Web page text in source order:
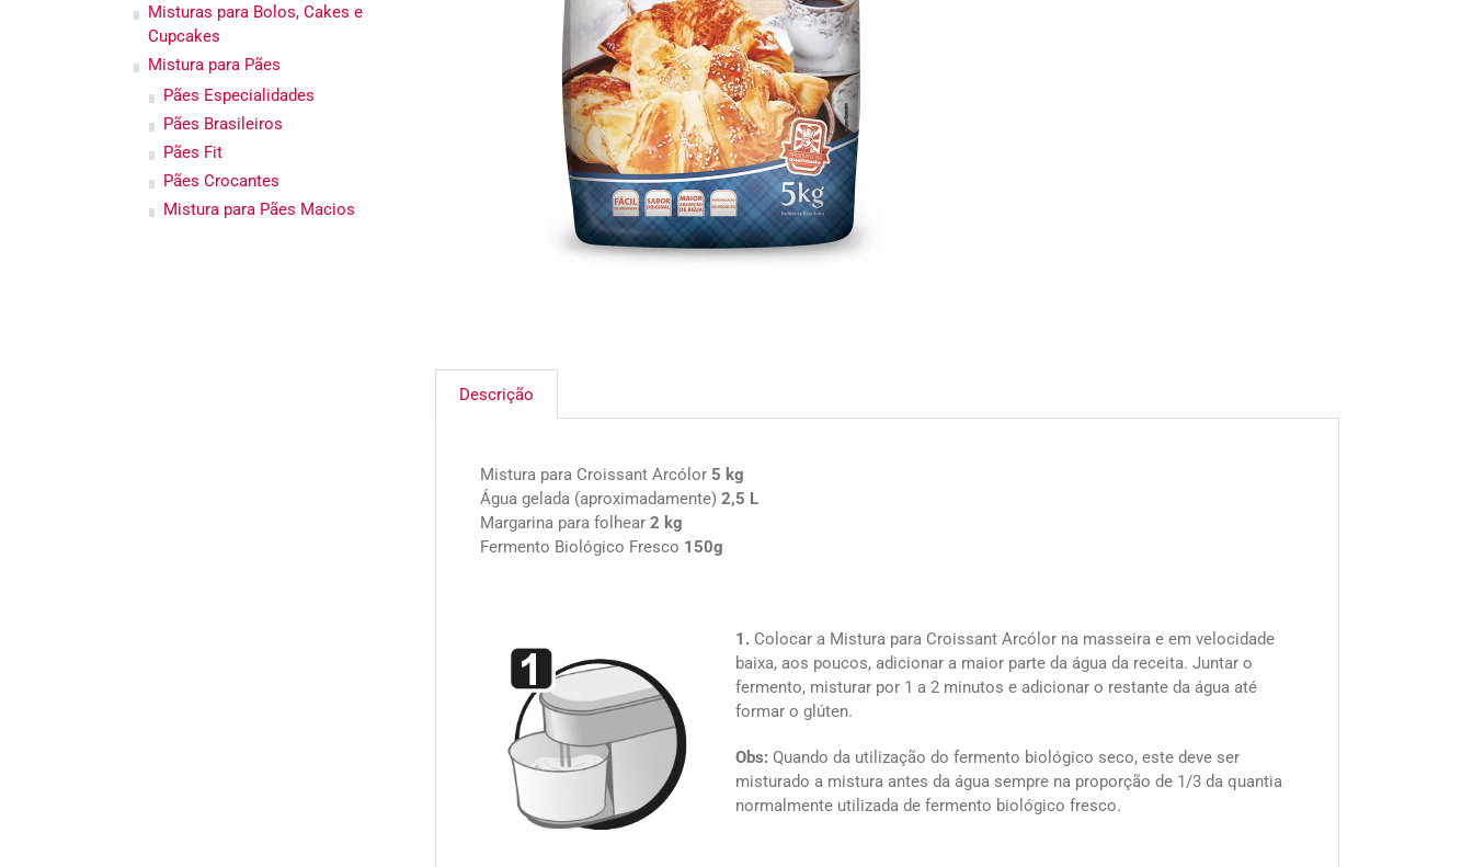
Descrição
Mistura para Croissant Arcólor 5 kg
Água gelada (aproximadamente) 2,5 L
Margarina para folhear 2 kg
Fermento Biológico Fresco 150g
1. Colocar a Mistura para Croissant Arcólor na masseira e em velocidade
baixa, aos poucos, adicionar a maior parte da água da receita. Juntar o
fermento, misturar por 1 a 2 minutos e adicionar o restante da água até
formar o glúten.
Obs: Quando da utilização do fermento biológico seco, este deve ser
misturado a mistura antes da água sempre na proporção de 1/3 da quantia
normalmente utilizada de fermento biológico fresco.
Misturas para Bolos, Cakes e
Cupcakes
Mistura para Pães
Pães Especialidades
Pães Brasileiros
Pães Fit
Pães Crocantes
Mistura para Pães Macios